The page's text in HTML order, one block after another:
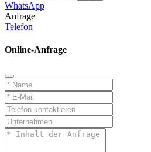
WhatsApp
Anfrage
Telefon
Online-Anfrage